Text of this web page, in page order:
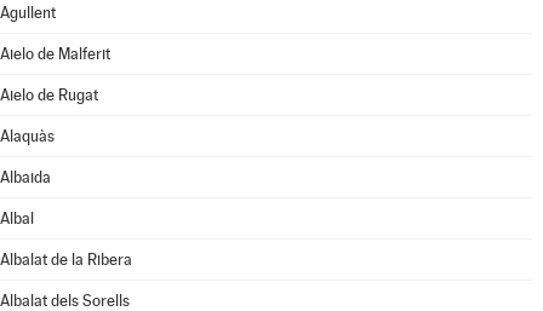
Agullent
Aielo de Malferit
Aielo de Rugat
Alaquàs
Albaida
Albal
Albalat de la Ribera
Albalat dels Sorells